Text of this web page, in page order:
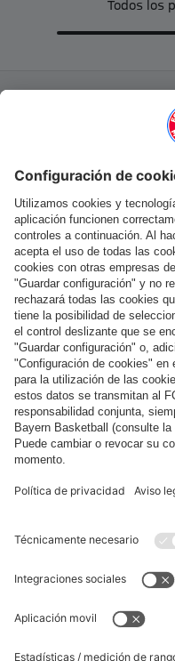
Todos los
Más categorías
Síguenos
Pago y entrega
FC Bayern Store App